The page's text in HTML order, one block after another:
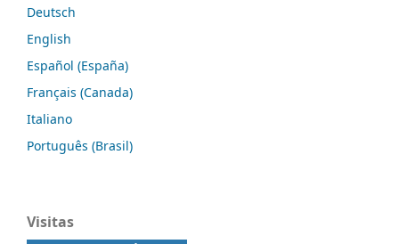
Deutsch
English
Español (España)
Français (Canada)
Italiano
Português (Brasil)
Visitas